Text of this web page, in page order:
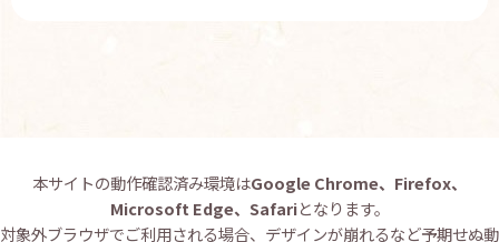
本サイトの動作確認済み環境はGoogle Chrome、Firefox、
Microsoft Edge、Safariとなります。
対象外ブラウザでご利用される場合、デザインが崩れるなど予期せぬ動